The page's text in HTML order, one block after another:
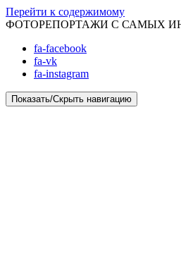
Перейти к содержимому
ФОТОРЕПОРТАЖИ С САМЫХ
fa-facebook
fa-vk
fa-instagram
Показать/Скрыть навигацию